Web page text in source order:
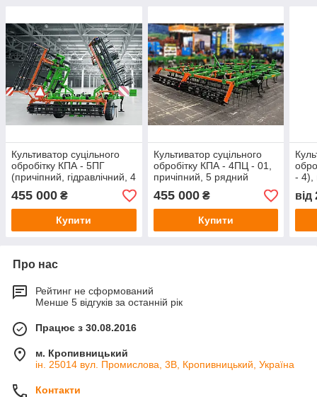
Культиватор суцільного
обробітку КПА - 5ПГ
(причіпний, гідравлічний, 4
ряди, стійка Bellota)
455 000 ₴
Купити
Культиватор суцільного
обробітку КПА - 4ПЦ - 01,
причіпний, 5 рядний
(стійки Bellota)
455 000₴
Купити
- 4),
від
Про нас
Рейтинг не сформований
Менше 5 відгуків за останній рік
Працює з 30.08.2016
м. Кропивницький
ін. 25014 вул. Промислова, 3В, Кропивницький, Україна
Контакти